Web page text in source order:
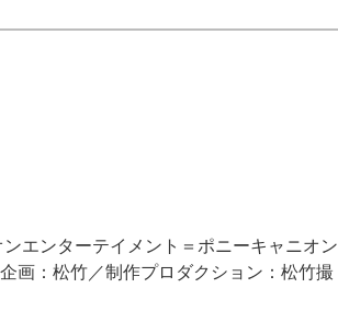
エンターテイメント＝ポニーキャニオン
画：松竹／制作プロダクション：松竹撮